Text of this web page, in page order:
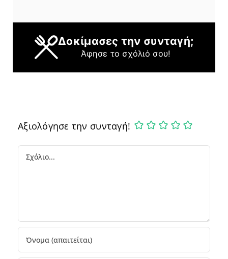
Δοκίμασες την συνταγή;
Άφησε το σχόλιό σου!
Αξιολόγησε την συνταγή!
Comment